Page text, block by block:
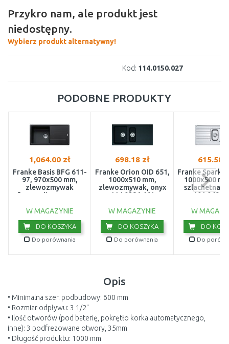
Przykro nam, ale produkt jest
niedostępny.
Wybierz produkt alternatywny!
Kod: 114.0150.027
PODOBNE PRODUKTY
1,064.00 zł
Franke Basis BFG 611-
97, 970x500 mm,
zlewozmywak
fragranitowy, onyx
W MAGAZYNIE
DO KOSZYKA
Do porównania
698.18 zł
Franke Orion OID 651,
1000x510 mm,
zlewozmywak, onyx
114.0286.461
W MAGAZYNIE
DO KOSZYKA
Do porównania
615.58
Franke Spark
1000x500
szlachetna
W
DO
Do
Opis
• Minimalna szer. podbudowy: 600 mm
• Rozmiar odpływu: 3 1/2"
• Ilość otworów (pod baterię, pokrętło korka automatycznego,
inne): 3 podfrezowane otwory, 35mm
• Długość produktu: 1000 mm